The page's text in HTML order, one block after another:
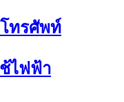
ทรศัพท์
ไฟฟ้า